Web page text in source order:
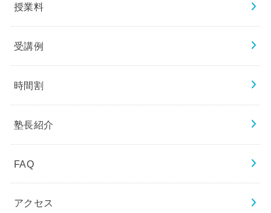
授業料
受講例
時間割
塾長紹介
FAQ
アクセス